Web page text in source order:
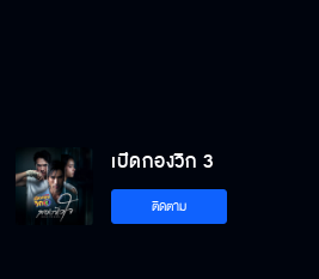
เปิดกองวิก 3
ติดตาม